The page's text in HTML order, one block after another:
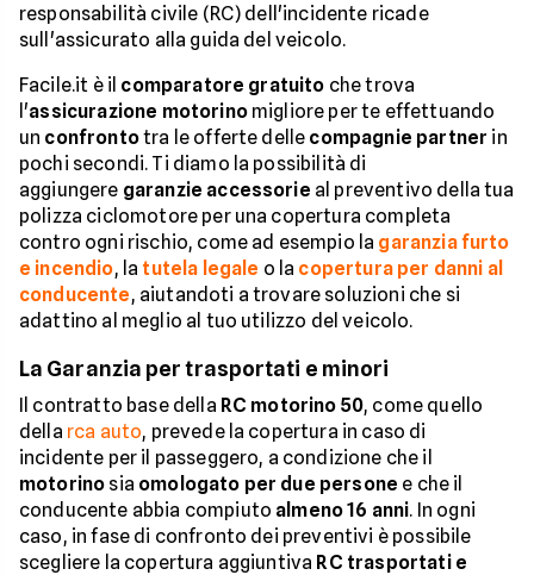
responsabilità civile (RC) dell'incidente ricade
sull'assicurato alla guida del veicolo.
Facile.it è il comparatore gratuito che trova
l'assicurazione motorinomigliore per te effettuando
un confrontotra le offerte delle compagnie partner in
pochi secondi. Ti diamo la possibilità di
aggiungere garanzie accessorie al preventivo della tua
polizza ciclomotore per una copertura completa
contro ogni rischio, come ad esempio la garanzia furto
e incendio, la tutela legale o la copertura per danni al
conducente, aiutandoti a trovare soluzioni che si
adattino al meglio al tuo utilizzo del veicolo.
La Garanzia per trasportati e minori
Il contratto base della RC motorino 50, come quello
della rca auto, prevede la copertura in caso di
incidente per il passeggero, a condizione che il
motorino sia omologato per due persone e che il
conducente abbia compiuto almeno 16 anni. In ogni
caso, in fase di confronto dei preventivi è possibile
scegliere la copertura aggiuntiva RC trasportati e